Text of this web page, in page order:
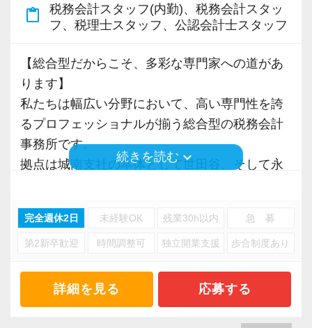
人
・はじめてのことでも前向きに取り組める人
【ITシステム完備で効率よく業務をこなせま
す】
IT化が非常に進んでいるのも当社の特徴。
代表が作業環境にも気を配っており、デュアル
モニターを全席設置。
入力もAI-OCRを使用して、業務効率化とペーパ
LINEWORKS、クラウドサインなどを活用して
ぜひ体験してください！
お客様から「こうしたい」という理想をいただ
いたら、それを一緒になって実現するために大
きく力を発揮できる存在でありたいと考えてい
ます。ご紹介案件が7割を超えているのも、そう
いった私たちの姿勢がお客様から評価されてい
るからだと自負しています。
を獲得していきます。
お客様から信頼され、心の通ったサービスを提
の道を私たちと一緒に歩んでみませんか？
す。
◎コンサルティング会社などでのコンサルティ
◎事業会社の経理などを管理していた経験
◎マネーフォワードの導入支援経験
※いずれも5年前後の経験を想定
経験年数５年前後を想定していますが、一人ひ
とりのご経験に合わせたお仕事をご用意いたし
ますので興味がある方はぜひお気軽にご応募く
【ご紹介案件が多数あります！】
経営理念は「Smile & Smile & Smile」。
お客様、スタッフ、ステークホルダーの笑顔を
大切にします。
content_paste
税務会計スタッフ(内勤)、税務会計スタッ
フ、税理士スタッフ、公認会計士スタッフ
【総合型だからこそ、多彩な専門家への道があ
ります】
私たちは幅広い分野において、高い専門性を誇
るプロフェッショナルが揃う総合型の税務会計
事務所です。
拠点は城南支社の本体として世田谷、そして永
規模の大きい事務所なので資産税関係の案件も
多く、ステークホルダーからのご紹介で大型案
相続にはストーリー性があり、未来のご家族の
ことまで考えて行う点が面白さとやりがいで
続きを読むkeyboard_arrow_down
完全週休2日 未経験OK 残業30h以内 急 募
第2新卒歓迎 時間調整可 独立開業支援 歩合制度あり
詳細を見る 応募する